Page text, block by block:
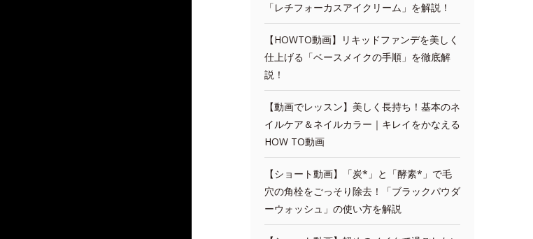
「レチフォーカスアイクリーム」を解説！
【HOWTO動画】リキッドファンデを美しく
仕上げる「ベースメイクの手順」を徹底解
説！
【動画でレッスン】美しく長持ち！基本のネ
イルケア＆ネイルカラー｜キレイをかなえる
HOW TO動画
【ショート動画】「炭*」と「酵素*」で毛
穴の角栓をごっそり除去！「ブラックパウダ
ーウォッシュ」の使い方を解説